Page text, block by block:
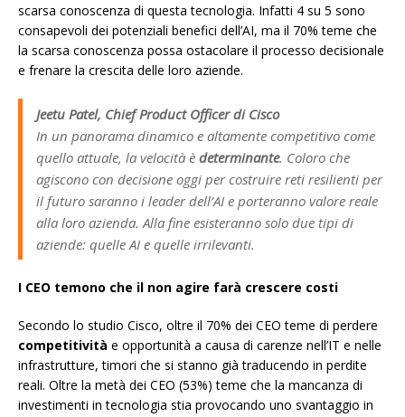
scarsa conoscenza di questa tecnologia. Infatti 4 su 5 sono
consapevoli dei potenziali benefici dell’AI, ma il 70% teme che
la scarsa conoscenza possa ostacolare il processo decisionale
e frenare la crescita delle loro aziende.
Jeetu Patel, Chief Product Officer di Cisco
In un panorama dinamico e altamente competitivo come
quello attuale, la velocità è determinante. Coloro che
agiscono con decisione oggi per costruire reti resilienti per
il futuro saranno i leader dell’AI e porteranno valore reale
alla loro azienda. Alla fine esisteranno solo due tipi di
aziende: quelle AI e quelle irrilevanti.
I CEO temono che il non agire farà crescere costi
Secondo lo studio Cisco, oltre il 70% dei CEO teme di perdere
competitività e opportunità a causa di carenze nell’IT e nelle
infrastrutture, timori che si stanno già traducendo in perdite
reali. Oltre la metà dei CEO (53%) teme che la mancanza di
investimenti in tecnologia stia provocando uno svantaggio in